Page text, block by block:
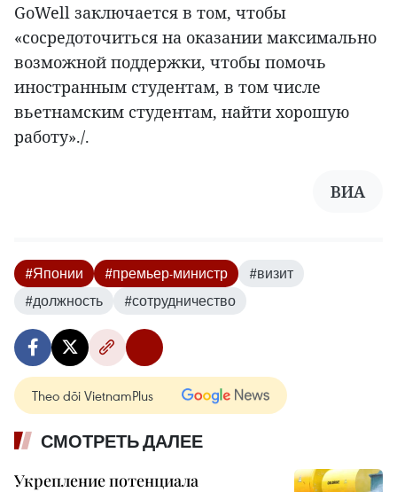
GoWell заключается в том, чтобы
«сосредоточиться на оказании максимально
возможной поддержки, чтобы помочь
иностранным студентам, в том числе
вьетнамским студентам, найти хорошую
работу»./.
ВИА
#Японии #премьер-министр
#визит
#должность
#сотрудничество
Theo dõi VietnamPlus
СМОТРЕТЬ ДАЛЕЕ
Укрепление потенциала